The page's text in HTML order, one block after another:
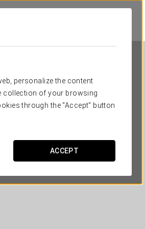
personalize the content
collection of your browsing
through the "Accept" button
ACCEPT
Amara
СЕБАСТЬЯН